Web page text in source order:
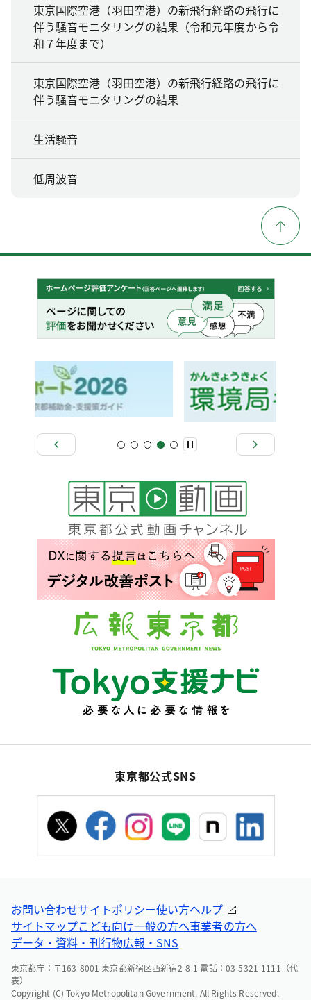
東京国際空港（羽田空港）の新飛行経路の飛行に
伴う騒音モニタリングの結果（令和元年度から令
和７年度まで）
東京国際空港（羽田空港）の新飛行経路の飛行に
伴う騒音モニタリングの結果
生活騒音
低周波音
東京都公式SNS
お問い合わせサイトポリシー使い方ヘルプ
サイトマップこども向け一般の方へ事業者の方へ
データ・資料・刊行物広報・SNS
東京都庁：〒163-8001 東京都新宿区西新宿2-8-1 電話：03-5321-1111（代
表）
Copyright (C) Tokyo Metropolitan Government. All Rights Reserved.